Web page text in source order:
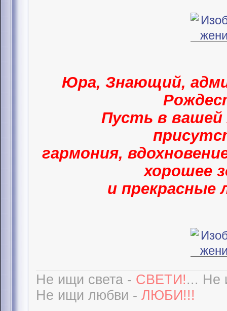
Юра, Знающий,
Пусть в вашей
гармония,
хорошее
и прекрасные
Не ищи света - СВЕТИ!... Не
Не ищи любви - ЛЮБИ!!!